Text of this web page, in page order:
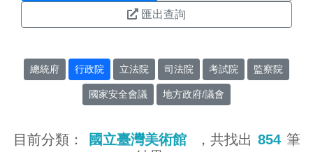
匯出查詢
總統府 行政院 立法院 司法院 考試院 監察院
國家安全會議 地方政府/議會
目前分類： 國立臺灣美術館 ，共找出 854 筆